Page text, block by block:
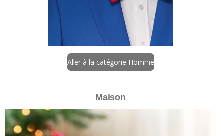
Aller à la catégorie Homme
Maison